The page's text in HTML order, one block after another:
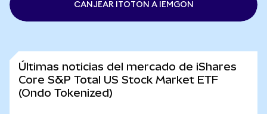
CANJEAR ITOTON A IEMGON
Últimas noticias del mercado de iShares
Core S&P Total US Stock Market ETF
(Ondo Tokenized)